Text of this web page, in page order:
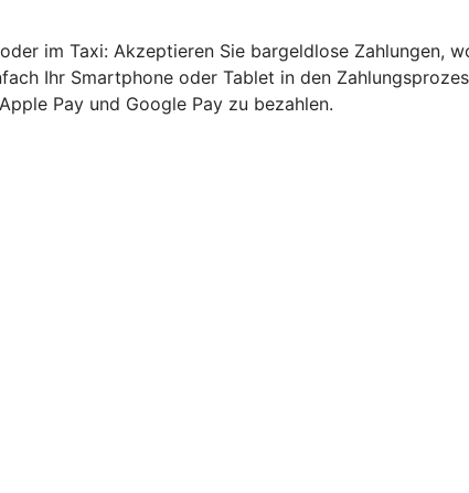
im Taxi: Akzeptieren Sie bargeldlose Zahlungen,
Ihr Smartphone oder Tablet in den
Pay und Google Pay zu bezahlen.